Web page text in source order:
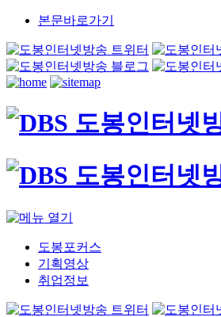
본문바로가기
도봉포커스
기획영상
취업정보